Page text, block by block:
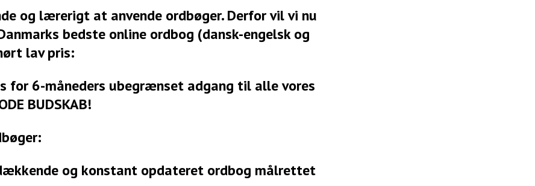
og lærerigt at anvende ordbøger. Derfor vil vi nu
bedste online ordbog (dansk-engelsk og
lav pris:
for 6-måneders ubegrænset adgang til alle vores
BUDSKAB!
og konstant opdateret ordbog målrettet